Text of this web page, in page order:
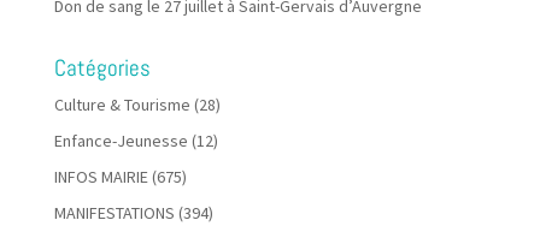
Don de sang le 27 juillet à Saint-Gervais d’Auvergne
Catégories
Culture & Tourisme (28)
Enfance-Jeunesse (12)
INFOS MAIRIE(675)
MANIFESTATIONS (394)